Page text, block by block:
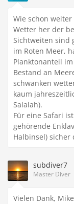
Wie schon
Wetter her der
Sichtweiten sind
im Roten Meer,
Planktonanteil
Bestand an
schwanken
kaum
Salalah).
Für eine Safari
gehörende
Halbinsel) sicher
subdiver7
Master Diver
Vielen Dank, Mike